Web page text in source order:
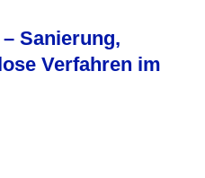
Sanierung,
Verfahren im